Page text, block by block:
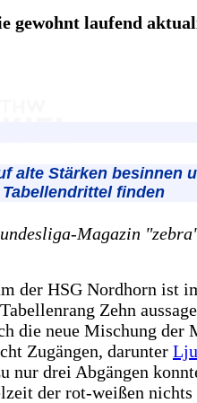
gewohnt laufend
alte Stärken besinnen
finden
Magazin
der HSG Nordhorn ist
Zehn
die neue Mischung der
Zugängen, darunter
nur drei Abgängen
der rot-weißen nichts